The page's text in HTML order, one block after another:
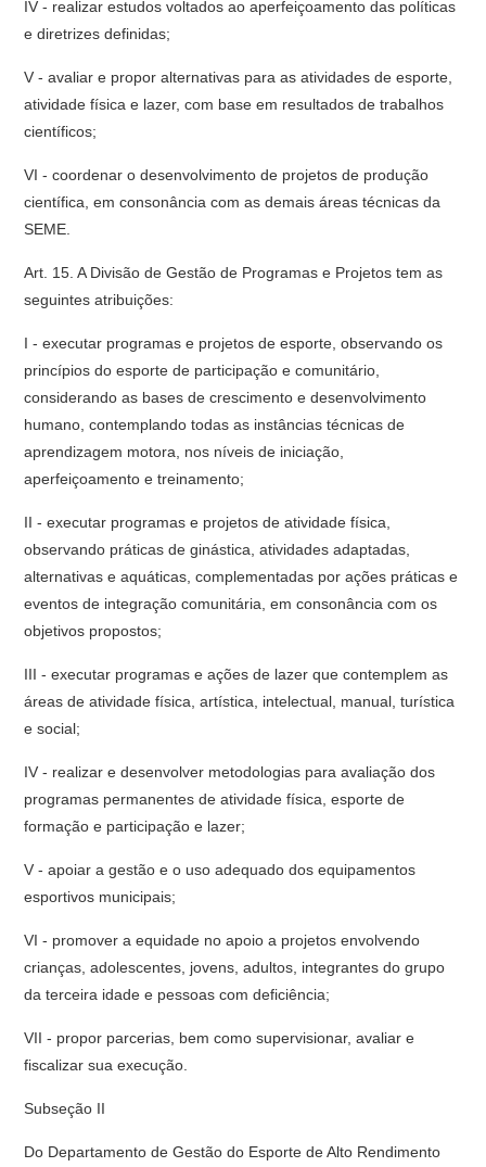
IV - realizar estudos voltados ao aperfeiçoamento das políticas
e diretrizes definidas;
V - avaliar e propor alternativas para as atividades de esporte,
atividade física e lazer, com base em resultados de trabalhos
científicos;
VI - coordenar o desenvolvimento de projetos de produção
científica, em consonância com as demais áreas técnicas da
SEME.
Art. 15. A Divisão de Gestão de Programas e Projetos tem as
seguintes atribuições:
I - executar programas e projetos de esporte, observando os
princípios do esporte de participação e comunitário,
considerando as bases de crescimento e desenvolvimento
humano, contemplando todas as instâncias técnicas de
aprendizagem motora, nos níveis de iniciação,
aperfeiçoamento e treinamento;
II - executar programas e projetos de atividade física,
observando práticas de ginástica, atividades adaptadas,
alternativas e aquáticas, complementadas por ações práticas e
eventos de integração comunitária, em consonância com os
objetivos propostos;
III - executar programas e ações de lazer que contemplem as
áreas de atividade física, artística, intelectual, manual, turística
e social;
IV - realizar e desenvolver metodologias para avaliação dos
programas permanentes de atividade física, esporte de
formação e participação e lazer;
V - apoiar a gestão e o uso adequado dos equipamentos
esportivos municipais;
VI - promover a equidade no apoio a projetos envolvendo
crianças, adolescentes, jovens, adultos, integrantes do grupo
da terceira idade e pessoas com deficiência;
VII - propor parcerias, bem como supervisionar, avaliar e
fiscalizar sua execução.
Subseção II
Do Departamento de Gestão do Esporte de Alto Rendimento